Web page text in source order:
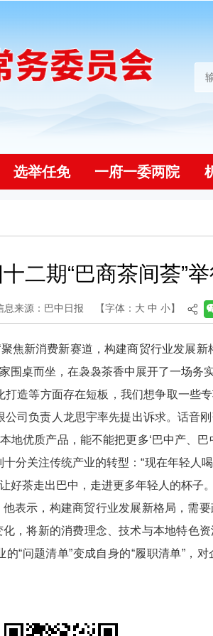
选举任免 一府一委两院
二期“巴商茶间荟”
息来源：巴中日报 【字体： 大 中 小】
焦新消费新赛道，构建商贸行业发展
桌而坐，在袅袅茶香中展开了一场务
造等方面存在短板，我们想争取一些
司负责人龙思宇率先提出诉求。话音
地优质产品，能不能把更多‘巴中产、
分关注传统产业的转型：“现在年轻人
好茶走出巴中，走进更多年轻人的杯子
表示，构建商贸行业发展新格局，需
，将新的消费理念、技术与本地特色
“问题清单”变成自身的“履职清单”，